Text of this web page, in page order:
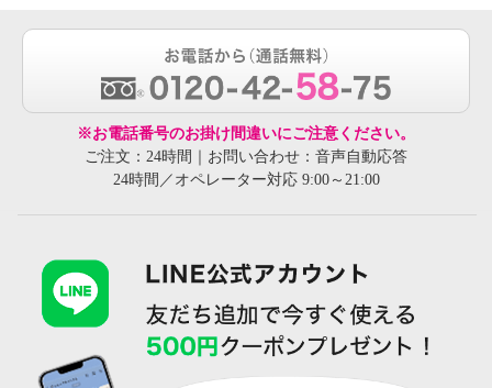
※お電話番号のお掛け間違いにご注意ください。
ご注文：24時間｜お問い合わせ：音声自動応答
24時間／オペレーター対応 9:00～21:00